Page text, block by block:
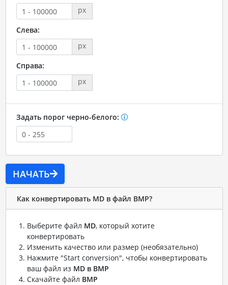
px
Слева:
px
Справа:
px
Задать порог черно-белого:
НАЧАТЬ
Как конвертировать MD в файл BMP?
Выберите файл MD, который хотите
конвертировать
Изменить качество или размер (необязательно)
Нажмите "Start conversion", чтобы конвертировать
ваш файл из MD в BMP
Скачайте файл BMP